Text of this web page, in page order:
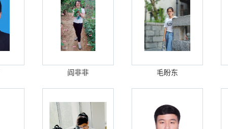
阎非非 毛盼东